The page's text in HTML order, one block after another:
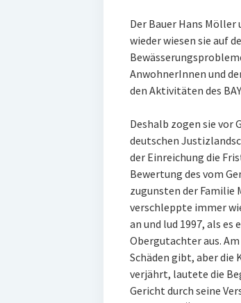
Der Bauer Hans
wieder wiesen sie auf
AnwohnerInnen und
den Aktivitäten des
Deshalb zogen sie vor
deutschen
der Einreichung die
Bewertung des vom
zugunsten der Familie
verschleppte immer
an und lud 1997, als
Obergutachter aus.
Schäden gibt, aber die
verjährt, lautete die
Gericht durch seine